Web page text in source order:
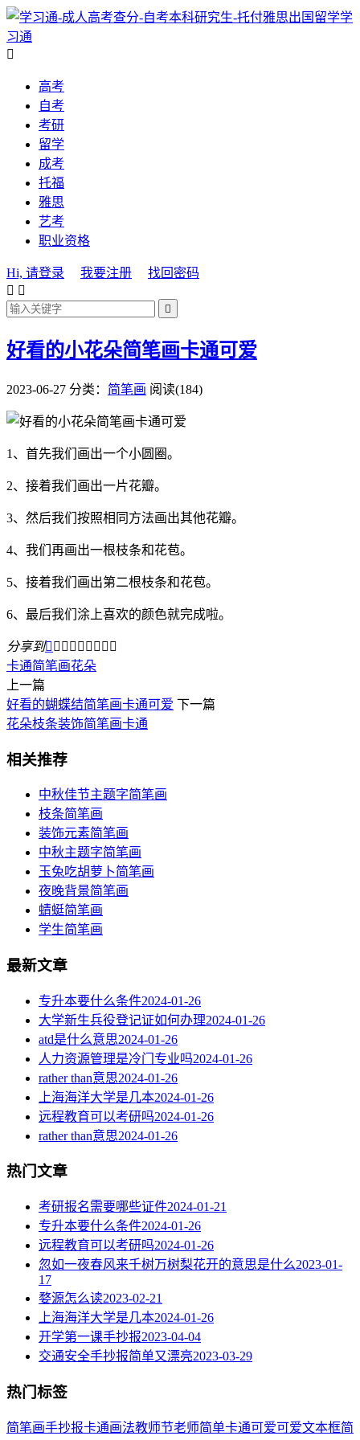
学
习通

高考
自考
考研
留学
成考
托福
雅思
艺考
职业资格
Hi, 请登录 我要注册
找回密码
 

好看的小花朵简笔画卡通可爱
2023-06-27 分类： 简笔画 阅读(184)
1、首先我们画出一个小圆圈。
2、接着我们画出一片花瓣。
3、然后我们按照相同方法画出其他花瓣。
4、我们再画出一根枝条和花苞。
5、接着我们画出第二根枝条和花苞。
6、最后我们涂上喜欢的颜色就完成啦。
分享到        
卡通简笔画花朵
上一篇
好看的蝴蝶结简笔画卡通可爱 下一篇
花朵枝条装饰简笔画卡通
相关推荐
中秋佳节主题字简笔画
枝条简笔画
装饰元素简笔画
中秋主题字简笔画
玉兔吃胡萝卜简笔画
夜晚背景简笔画
蜻蜓简笔画
学生简笔画
最新文章
专升本要什么条件2024-01-26
大学新生兵役登记证如何办理2024-01-26
atd是什么意思2024-01-26
人力资源管理是冷门专业吗2024-01-26
rather than意思2024-01-26
上海海洋大学是几本2024-01-26
远程教育可以考研吗2024-01-26
rather than意思2024-01-26
热门文章
考研报名需要哪些证件2024-01-21
专升本要什么条件2024-01-26
远程教育可以考研吗2024-01-26
忽如一夜春风来千树万树梨花开的意思是什么2023-01-
17
婺源怎么读2023-02-21
上海海洋大学是几本2024-01-26
开学第一课手抄报2023-04-04
交通安全手抄报简单又漂亮2023-03-29
热门标签
简笔画手抄报卡通画法教师节老师简单卡通可爱可爱文本框简